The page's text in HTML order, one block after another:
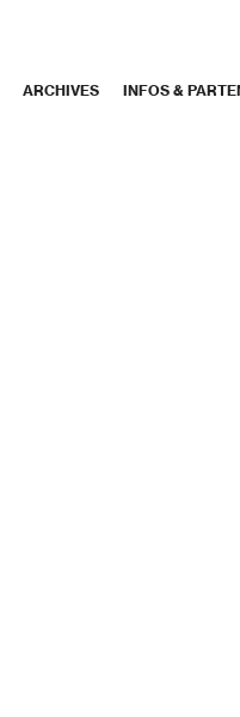
ARCHIVES INFOS &